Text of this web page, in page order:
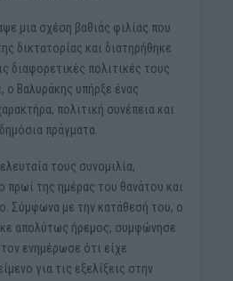
μια σχέση βαθιάς φιλίας που
δικτατορίας και διατηρήθηκε
διαφορετικές πολιτικές τους
ο Βαλυράκης υπήρξε ένας
πολιτική συνέπεια και
πράγματα.
τους συνομιλία,
πρωί της ημέρας του θανάτου και
Σύμφωνα με την κατάθεσή του, ο
απολύτως ήρεμος, συμφώνησε
ενημέρωσε ότι είχε
για τις εξελίξεις στην